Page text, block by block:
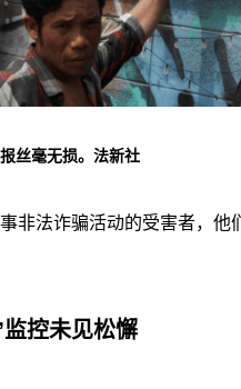
丝毫无损。法新社
非法诈骗活动的受害者，
控未见松懈